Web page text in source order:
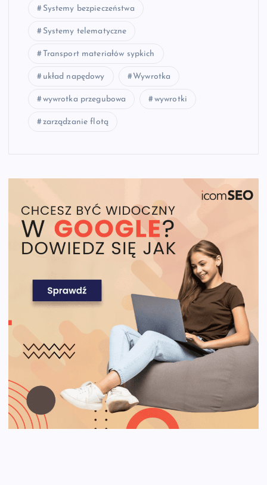
Systemy bezpieczeństwa
Systemy telematyczne
Transport materiałów sypkich
układ napędowy Wywrotka
wywrotka przegubowa wywrotki
zarządzanie flotą